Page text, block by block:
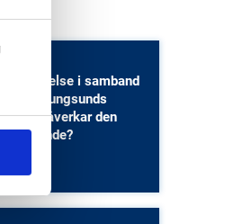
kungörelse i samband
i Stenungsunds
hur påverkar den